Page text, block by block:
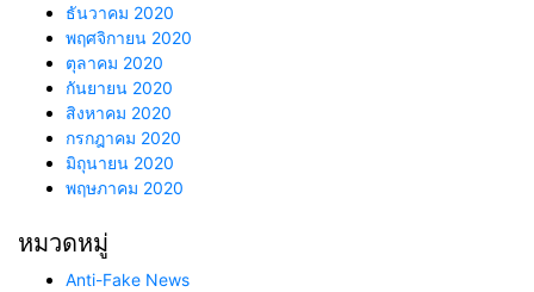
ธันวาคม 2020
พฤศจิกายน 2020
ตุลาคม 2020
กันยายน 2020
สิงหาคม 2020
กรกฎาคม 2020
มิถุนายน 2020
พฤษภาคม 2020
หมวดหมู่
Anti-Fake News